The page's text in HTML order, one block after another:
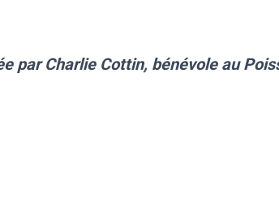
par Charlie Cottin, bénévole au